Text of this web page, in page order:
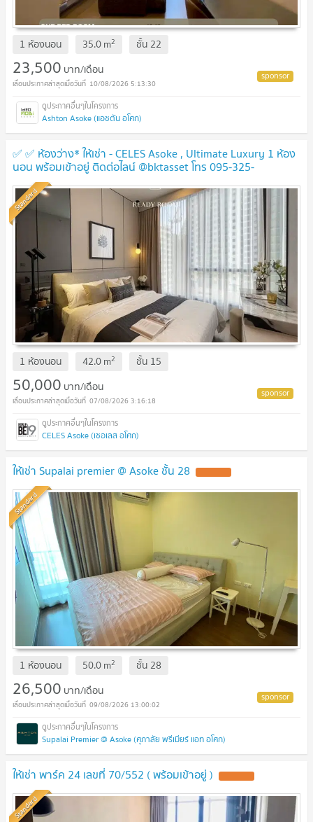
1 ห้องนอน 35.0m2 ชั้น 22
23,500 บาท/เดือน
10/08/2026 5:13:30
Ashton Asoke (แอชตัน อโศก)
✅ ✅ ห้องว่าง* ให้เช่า - CELES Asoke , Ultimate Luxury 1 ห้อง
นอน พร้อมเข้าอยู่ ติดต่อไลน์ @bktasset โทร 095-325-
8928
Standard
1 ห้องนอน 42.0m2 ชั้น 15
50,000 บาท/เดือน
07/08/2026 3:16:18
CELES Asoke (เซอเลส อโศก)
ให้เช่า Supalai premier @ Asoke ชั้น 28
Standard
1 ห้องนอน 50.0m2 ชั้น 28
26,500 บาท/เดือน
09/08/2026 13:00:02
Supalai Premier @ Asoke (ศุภาลัย พรีเมียร์ แอท อโศก)
ให้เช่า พาร์ค 24 เลขที่ 70/552 ( พร้อมเข้าอยู่ )
Standard